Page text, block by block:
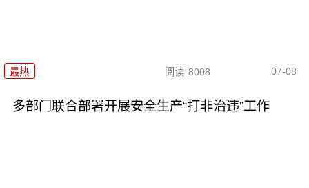
最热 阅读 8008 07-08
多部门联合部署开展安全生产“打非治违”工作